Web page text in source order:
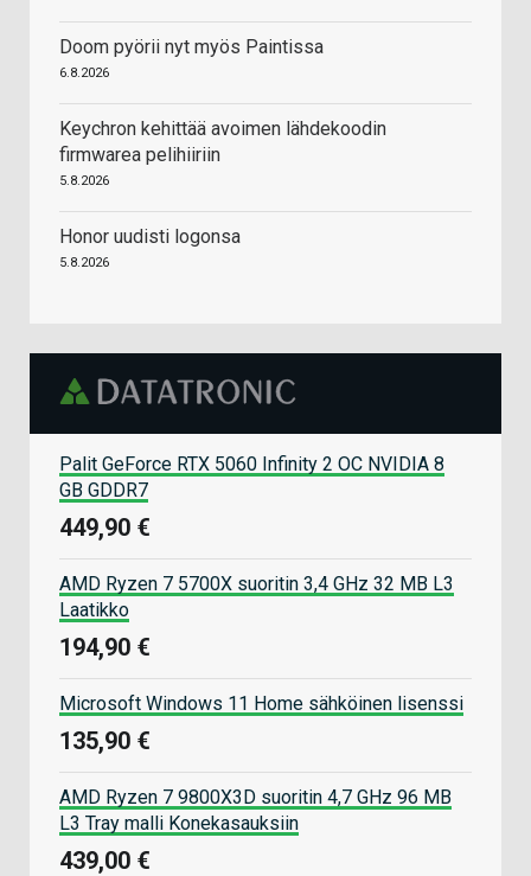
Doom pyörii nyt myös Paintissa
6.8.2026
Keychron kehittää avoimen lähdekoodin
firmwarea pelihiiriin
5.8.2026
Honor uudisti logonsa
5.8.2026
Palit GeForce RTX 5060 Infinity 2 OC NVIDIA 8
GB GDDR7
449,90 €
AMD Ryzen 7 5700X suoritin 3,4 GHz 32 MB L3
Laatikko
194,90 €
Microsoft Windows 11 Home sähköinen lisenssi
135,90 €
AMD Ryzen 7 9800X3D suoritin 4,7 GHz 96 MB
L3 Tray malli Konekasauksiin
439,00 €